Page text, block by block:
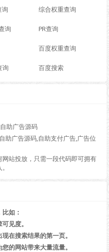
询 综合权重查询
询 PR查询
百度权重查询
询 百度搜索
助广告源码
助广告源码,自助支付广告,广告位
站投放，只需一段代码即可拥有
如：
见度。
在搜索结果的第一页。
的网站带来大量流量。